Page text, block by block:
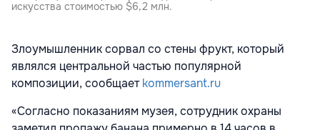
искусства стоимостью $6,2 млн.
Злоумышленник сорвал со стены фрукт, который
являлся центральной частью популярной
композиции, сообщаетkommersant.ru
«Согласно показаниям музея, сотрудник охраны